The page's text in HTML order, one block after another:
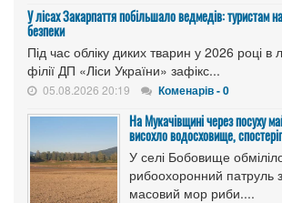
У лісах Закарпаття побільшало ведмедів: туристам
безпеки
Під час обліку диких тварин у 2026 році в
філії ДП «Ліси України» зафікс...
05.08.2026 20:19 Коменарів - 0
На Мукачівщині через посуху
висохло водосховище,
У селі Бобовище
рибоохоронний патруль
масовий мор риби....